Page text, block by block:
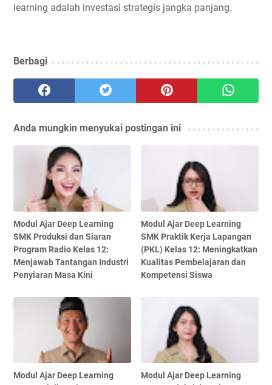
learning adalah investasi strategis jangka panjang.
Berbagi
Anda mungkin menyukai postingan ini
Modul Ajar Deep Learning
SMK Produksi dan Siaran
Program Radio Kelas 12:
Menjawab Tantangan Industri
Penyiaran Masa Kini
Modul Ajar Deep Learning
SMK Praktik Kerja Lapangan
(PKL) Kelas 12: Meningkatkan
Kualitas Pembelajaran dan
Kompetensi Siswa
Modul Ajar Deep Learning
Modul Ajar Deep Learning